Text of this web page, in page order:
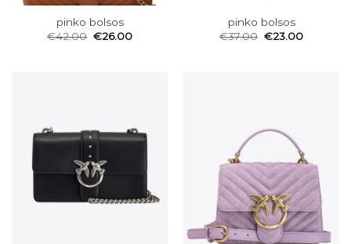
pinko bolsos
€42.00 €26.00
pinko bolsos
€37.00 €23.00